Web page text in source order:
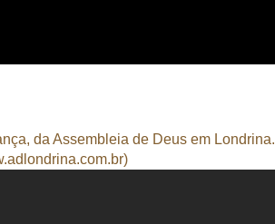
da Assembleia de Deus em Londrina.